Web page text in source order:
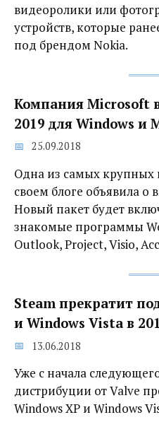
видеоролики или
устройств, которые
под брендом Nokia.
Компания Microsoft
2019 для Windows и
25.09.2018
Одна из самых
своем блоге объявила о
Новый пакет будет
знакомые программы
Outlook, Project, Visio,
Steam прекратит
и Windows Vista в
13.06.2018
Уже с начала
дистрибуции от Valve
Windows XP и Windows